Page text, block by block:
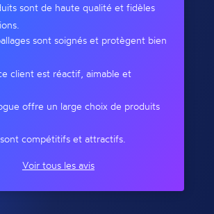
sont de haute qualité et fidèles
sont soignés et protègent bien
client est réactif, aimable et
offre un large choix de produits
compétitifs et attractifs.
Voir tous les avis